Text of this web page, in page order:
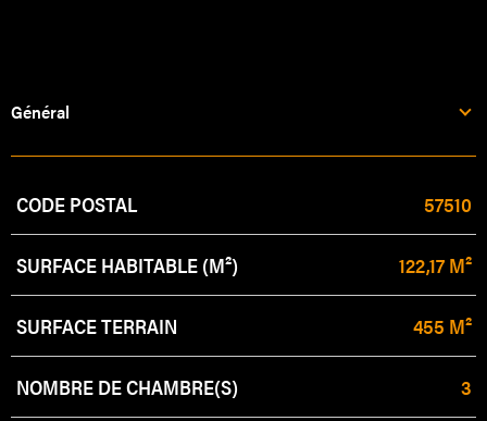
Général
Caractérisque Valeurs
CODE POSTAL 57510
SURFACE HABITABLE (M²) 122,17 M²
SURFACE TERRAIN 455 M²
NOMBRE DE CHAMBRE(S) 3